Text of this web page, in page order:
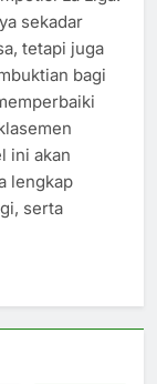
sekadar
tetapi juga
bagi
ini akan
lengkap
serta